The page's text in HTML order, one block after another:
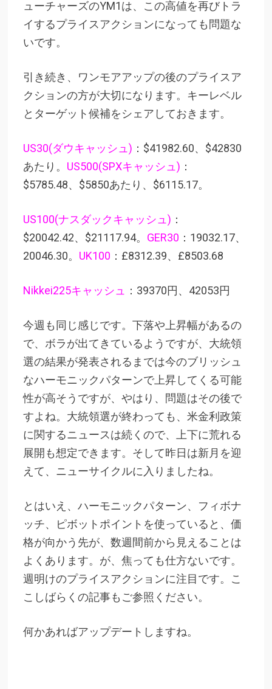
ューチャーズのYM1は、この高値を再びトラ
イするプライスアクションになっても問題な
いです。
引き続き、ワンモアアップの後のプライスア
クションの方が大切になります。キーレベル
とターゲット候補をシェアしておきます。
US30(ダウキャッシュ) ：$41982.60、$42830
あたり。 US500(SPXキャッシュ) ：
$5785.48、$5850あたり、$6115.17。
US100(ナスダックキャッシュ) ：
$20042.42、$21117.94。 GER30 ：19032.17、
20046.30。 UK100 ：£8312.39、£8503.68
Nikkei225キャッシュ ：39370円、42053円
今週も同じ感じです。下落や上昇幅があるの
で、ボラが出てきているようですが、大統領
選の結果が発表されるまでは今のブリッシュ
なハーモニックパターンで上昇してくる可能
性が高そうですが、やはり、問題はその後で
すよね。大統領選が終わっても、米金利政策
に関するニュースは続くので、上下に荒れる
展開も想定できます。そして昨日は新月を迎
えて、ニューサイクルに入りましたね。
とはいえ、ハーモニックパターン、フィボナ
ッチ、ピボットポイントを使っていると、価
格が向かう先が、数週間前から見えることは
よくあります。が、焦っても仕方ないです。
週明けのプライスアクションに注目です。こ
こしばらくの記事もご参照ください。
何かあればアップデートしますね。